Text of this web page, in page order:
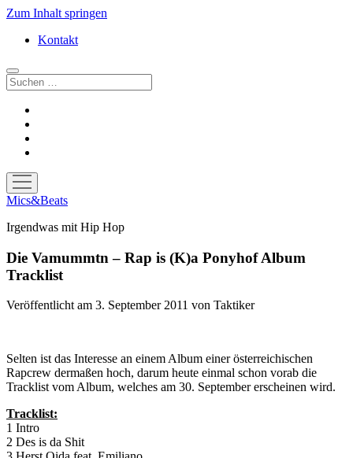
Zum Inhalt springen
Kontakt
Suchen
Menü
öffnen
Mics&Beats
Irgendwas mit Hip Hop
Die Vamummtn – Rap is (K)a Ponyhof Album
Tracklist
Veröffentlicht am 3. September 2011 von Taktiker
Selten ist das Interesse an einem Album einer österreichischen
Rapcrew dermaßen hoch, darum heute einmal schon vorab die
Tracklist vom Album, welches am 30. September erscheinen wird.
Tracklist:
1 Intro
2 Des is da Shit